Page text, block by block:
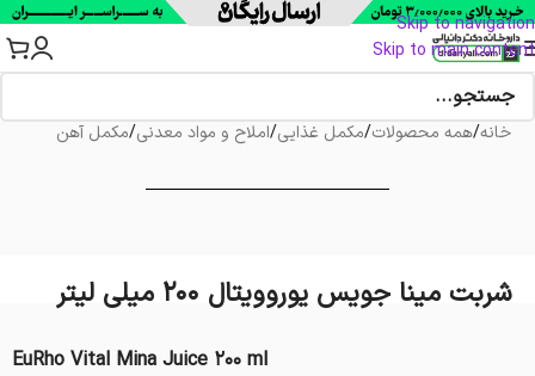
Skip to navigation
Skip to main content
خانه/همه محصولات/مکمل غذایی/املاح و مواد معدنی/مکمل آهن
شربت مینا جویس یوروویتال ۲۰۰ میلی لیتر
EuRho Vital Mina Juice 200 ml